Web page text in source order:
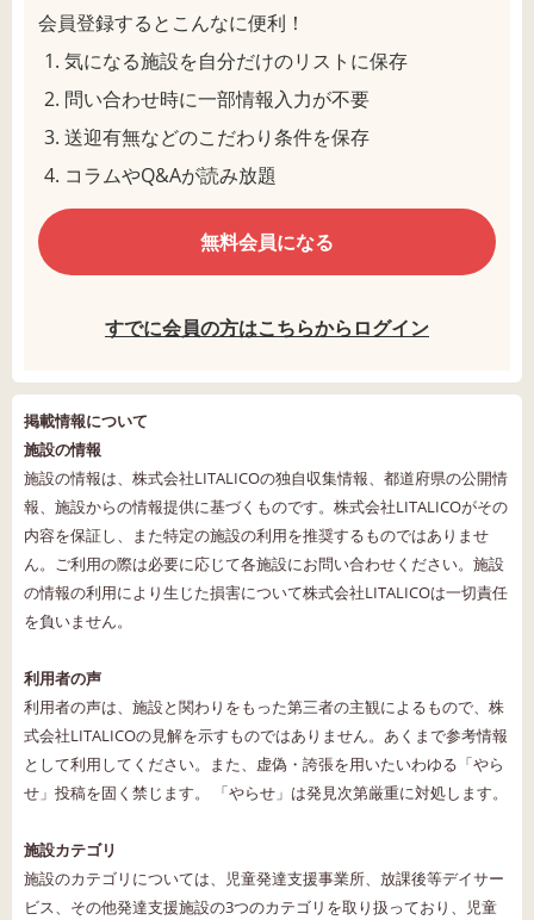
会員登録するとこんなに便利！
気になる施設を自分だけのリストに保存
問い合わせ時に一部情報入力が不要
送迎有無などのこだわり条件を保存
コラムやQ&Aが読み放題
無料会員になる
すでに会員の方はこちらからログイン
掲載情報について
施設の情報
施設の情報は、株式会社LITALICOの独自収集情報、都道府県の公開情
報、施設からの情報提供に基づくものです。株式会社LITALICOがその
内容を保証し、また特定の施設の利用を推奨するものではありませ
ん。ご利用の際は必要に応じて各施設にお問い合わせください。施設
の情報の利用により生じた損害について株式会社LITALICOは一切責任
を負いません。
利用者の声
利用者の声は、施設と関わりをもった第三者の主観によるもので、株
式会社LITALICOの見解を示すものではありません。あくまで参考情報
として利用してください。また、虚偽・誇張を用いたいわゆる「やら
せ」投稿を固く禁じます。 「やらせ」は発見次第厳重に対処します。
施設カテゴリ
施設のカテゴリについては、児童発達支援事業所、放課後等デイサー
ビス、その他発達支援施設の3つのカテゴリを取り扱っており、児童